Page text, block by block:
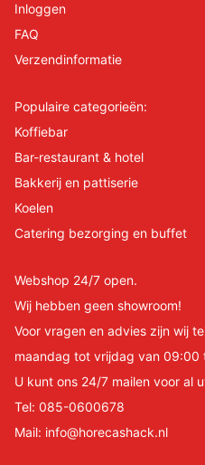
Inloggen
FAQ
Verzendinformatie
Populaire categorieën:
Koffiebar
Bar-restaurant & hotel
Bakkerij en pattiserie
Koelen
Catering bezorging en buffet
Webshop 24/7 open.
Wij hebben geen showroom!
Voor vragen en advies zijn wij
maandag tot vrijdag van 09:00
U kunt ons 24/7 mailen voor al
Tel: 085-0600678
Mail: info@horecashack.nl